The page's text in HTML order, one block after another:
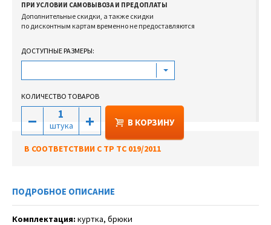
ПРИ УСЛОВИИ САМОВЫВОЗА И ПРЕДОПЛАТЫ
Дополнительные скидки, а также скидки
по дисконтным картам временно не предоставляются
ДОСТУПНЫЕ РАЗМЕРЫ:
КОЛИЧЕСТВО ТОВАРОВ
штука В КОРЗИНУ
В СООТВЕТСТВИИ С ТР ТС 019/2011
ПОДРОБНОЕ ОПИСАНИЕ
Комплектация: куртка, брюки